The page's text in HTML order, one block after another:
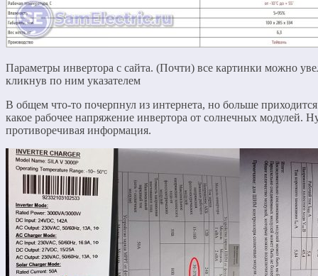
Параметры инвертора с сайта. (Почти) все картинки можно
кликнув по ним указателем
В общем что-то почерпнул из интернета, но больше
какое рабочее напряжение инвертора от солнечных модулей.
противоречивая информация.